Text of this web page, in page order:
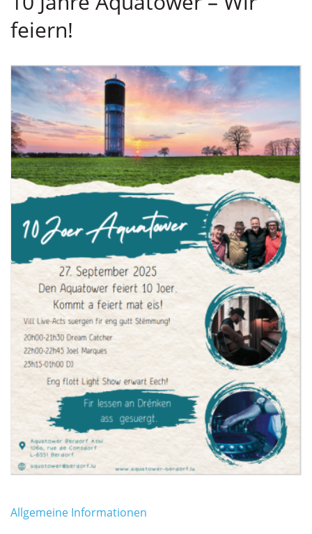
feiern!
Allgemeine Informationen